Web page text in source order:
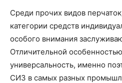
Среди прочих видов
категории средств
особого внимания
Отличительной
универсальность, именно
СИЗ в самых разных